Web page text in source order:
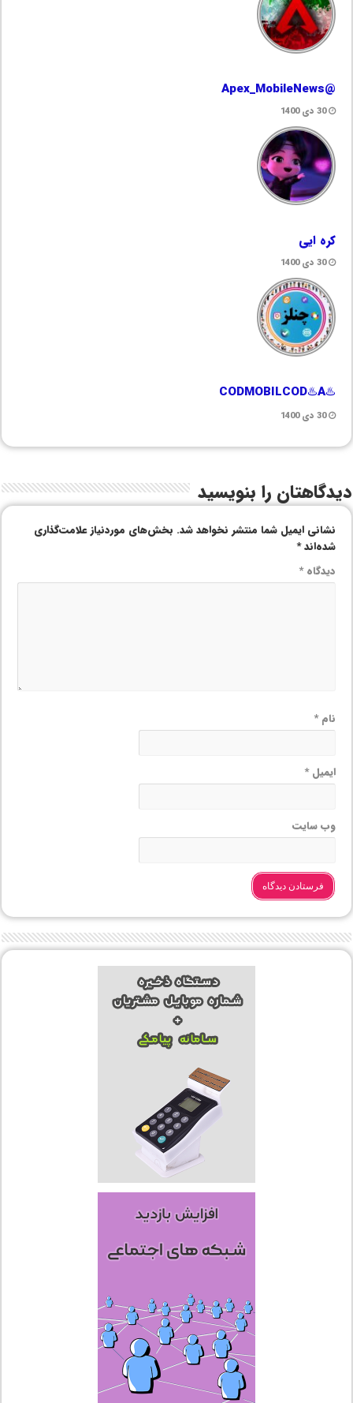
@Apex_MobileNews
30 دی 1400
کره ایی
30 دی 1400
♨️CODMOBILCOD♨️A
30 دی 1400
دیدگاهتان را بنویسید
نشانی ایمیل شما منتشر نخواهد شد. بخش‌های موردنیاز علامت‌گذاری
شده‌اند*
دیدگاه*
نام*
ایمیل*
وب‌ سایت